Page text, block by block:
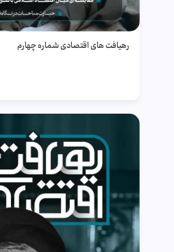
رهیافت های اقتصادی شماره چهارم